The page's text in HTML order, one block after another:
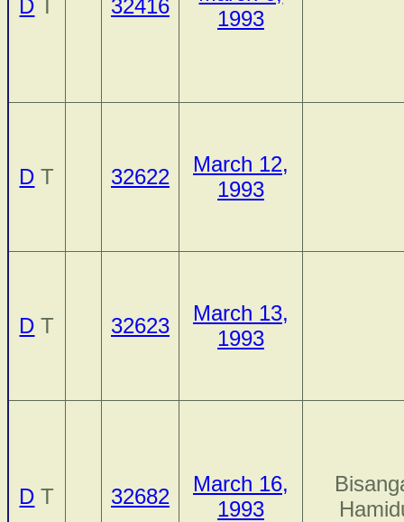
D T 32416
1993
D T 32622
March 12,
1993
D T 32623
March 13,
1993
D T 32682
March 16,
1993